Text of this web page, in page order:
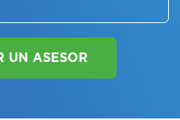
SOBRE
PLAN DE SALUD